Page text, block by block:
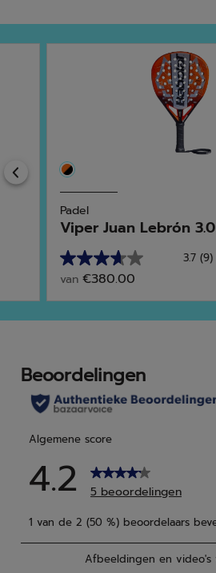
Previous
Padel
Viper Juan Lebrón 3.0
3.7 (9)
3.7
van
de
5
9
beoordelingen
van €380.00